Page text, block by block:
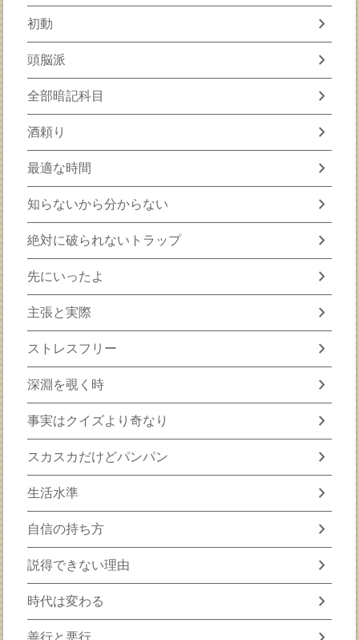
初動 chevron_right
頭脳派 chevron_right
全部暗記科目 chevron_right
酒頼り chevron_right
最適な時間 chevron_right
知らないから分からない chevron_right
絶対に破られないトラップ chevron_right
先にいったよ chevron_right
主張と実際 chevron_right
ストレスフリー chevron_right
深淵を覗く時 chevron_right
事実はクイズより奇なり chevron_right
スカスカだけどパンパン chevron_right
生活水準 chevron_right
自信の持ち方 chevron_right
説得できない理由 chevron_right
時代は変わる chevron_right
善行と悪行